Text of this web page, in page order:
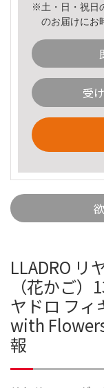
※土・日・祝日
のお届けにお
受
LLADRO リ
（花かご
ヤドロ フィ
with
報